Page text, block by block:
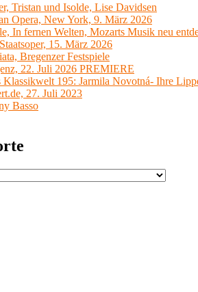
Tristan und Isolde, Lise Davidsen
Opera, New York, 9. März 2026
In fernen Welten, Mozarts Musik neu
15. März 2026
Bregenzer Festspiele
22. Juli 2026 PREMIERE
Klassikwelt 195: Jarmila Novotná- Ihre
27. Juli 2023
Basso